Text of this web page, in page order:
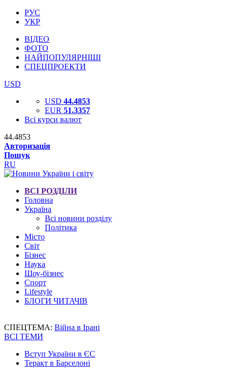
РУС
УКР
ВІДЕО
ФОТО
НАЙПОПУЛЯРНІШІ
СПЕЦПРОЕКТИ
USD
USD 44.4853
EUR 51.3357
Всі курси валют
44.4853
Авторизація
Пошук
RU
ВСІ РОЗДІЛИ
Головна
Україна
Всі новини розділу
Політика
Місто
Світ
Бізнес
Наука
Шоу-бізнес
Спорт
Lifestyle
БЛОГИ ЧИТАЧІВ
СПЕЦТЕМА: Війна в Ірані
ВСІ ТЕМИ
Вступ України в ЄС
Теракт в Барселоні